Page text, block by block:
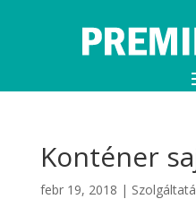
Konténer
febr 19, 2018 |